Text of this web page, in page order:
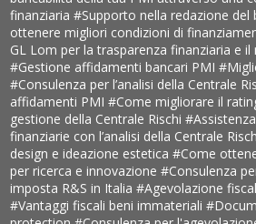
finanziaria#Supporto nella redazione del
ottenere migliori condizioni di
GL Lom per la trasparenza finanziaria e
#Gestione affidamenti bancari PMI
#Consulenza per l’analisi della Centrale
affidamenti PMI#Come migliorare il
gestione della Centrale Rischi
finanziarie con l’analisi della Centrale
design e ideazione estetica#Come
per ricerca e innovazione#Consulenza
imposta R&S in Italia#Agevolazione
#Vantaggi fiscali beni immateriali